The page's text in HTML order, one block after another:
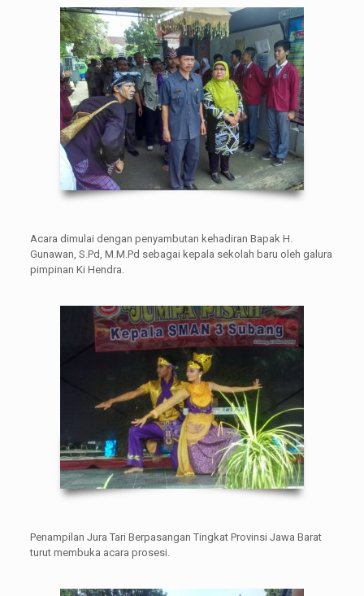
Acara dimulai dengan penyambutan kehadiran Bapak H.
Gunawan, S.Pd, M.M.Pd sebagai kepala sekolah baru oleh galura
pimpinan Ki Hendra.
Penampilan Jura Tari Berpasangan Tingkat Provinsi Jawa Barat
turut membuka acara prosesi.